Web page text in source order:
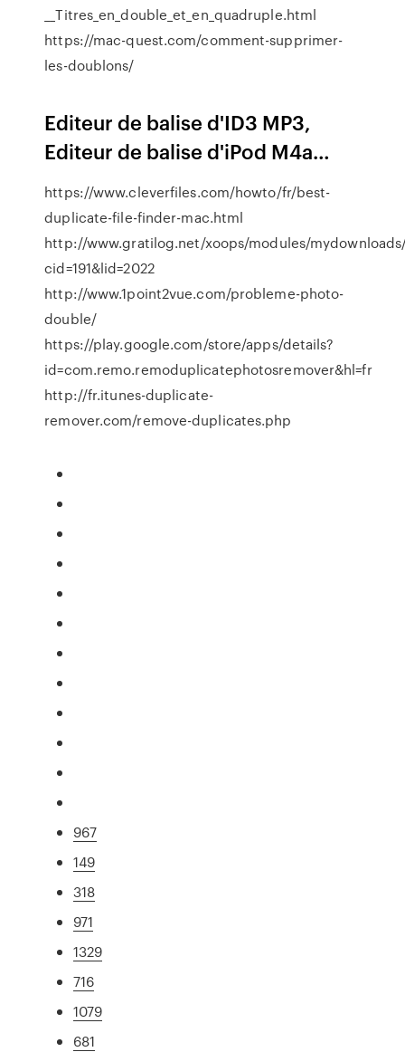
__Titres_en_double_et_en_quadruple.html
https://mac-quest.com/comment-supprimer-
les-doublons/
Editeur de balise d'ID3 MP3,
Editeur de balise d'iPod M4a…
https://www.cleverfiles.com/howto/fr/best-
duplicate-file-finder-mac.html
http://www.gratilog.net/xoops/modules/
cid=191&lid=2022
http://www.1point2vue.com/probleme-photo-
double/
https://play.google.com/store/apps/details?
id=com.remo.remoduplicatephotosremover&hl=fr
http://fr.itunes-duplicate-
remover.com/remove-duplicates.php
967
149
318
971
1329
716
1079
681